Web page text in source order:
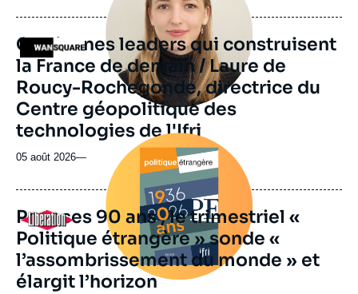
publication
Logo
Ces jeunes leaders qui construisent
la France de demain / Laure de
Roucy-Rochegonde, directrice du
Centre géopolitique des
technologies de l'Ifri
05 août 2026—
Logo
Image
principale
médiatique
Pour ses 90 ans , le trimestriel «
Politique étrangère » sonde «
l’assombrissement du monde » et
élargit l’horizon